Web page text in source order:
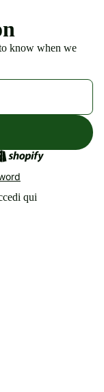
know when we
qui